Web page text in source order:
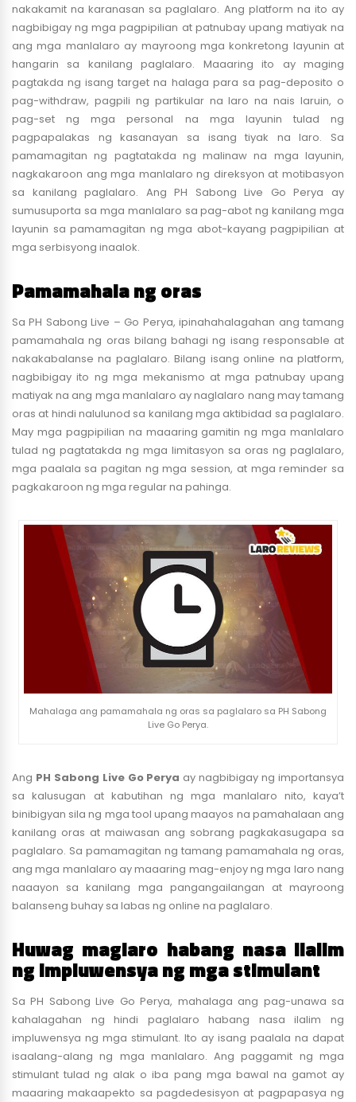
nakakamit na karanasan sa paglalaro. Ang platform na ito ay
nagbibigay ng mga pagpipilian at patnubay upang matiyak na
ang mga manlalaro ay mayroong mga konkretong layunin at
hangarin sa kanilang paglalaro. Maaaring ito ay maging
pagtakda ng isang target na halaga para sa pag-deposito o
pag-withdraw, pagpili ng partikular na laro na nais laruin, o
pag-set ng mga personal na mga layunin tulad ng
pagpapalakas ng kasanayan sa isang tiyak na laro. Sa
pamamagitan ng pagtatakda ng malinaw na mga layunin,
nagkakaroon ang mga manlalaro ng direksyon at motibasyon
sa kanilang paglalaro. Ang PH Sabong Live Go Perya ay
sumusuporta sa mga manlalaro sa pag-abot ng kanilang mga
layunin sa pamamagitan ng mga abot-kayang pagpipilian at
mga serbisyong inaalok.
Pamamahala ng oras
Sa PH Sabong Live – Go Perya, ipinahahalagahan ang tamang
pamamahala ng oras bilang bahagi ng isang responsable at
nakakabalanse na paglalaro. Bilang isang online na platform,
nagbibigay ito ng mga mekanismo at mga patnubay upang
matiyak na ang mga manlalaro ay naglalaro nang may tamang
oras at hindi nalulunod sa kanilang mga aktibidad sa paglalaro.
May mga pagpipilian na maaaring gamitin ng mga manlalaro
tulad ng pagtatakda ng mga limitasyon sa oras ng paglalaro,
mga paalala sa pagitan ng mga session, at mga reminder sa
pagkakaroon ng mga regular na pahinga.
Mahalaga ang pamamahala ng oras sa paglalaro sa PH Sabong
Live Go Perya.
Ang PH Sabong Live Go Perya ay nagbibigay ng importansya
sa kalusugan at kabutihan ng mga manlalaro nito, kaya’t
binibigyan sila ng mga tool upang maayos na pamahalaan ang
kanilang oras at maiwasan ang sobrang pagkakasugapa sa
paglalaro. Sa pamamagitan ng tamang pamamahala ng oras,
ang mga manlalaro ay maaaring mag-enjoy ng mga laro nang
naaayon sa kanilang mga pangangailangan at mayroong
balanseng buhay sa labas ng online na paglalaro.
Huwag maglaro habang nasa ilalim
ng impluwensya ng mga stimulant
Sa PH Sabong Live Go Perya, mahalaga ang pag-unawa sa
kahalagahan ng hindi paglalaro habang nasa ilalim ng
impluwensya ng mga stimulant. Ito ay isang paalala na dapat
isaalang-alang ng mga manlalaro. Ang paggamit ng mga
stimulant tulad ng alak o iba pang mga bawal na gamot ay
maaaring makaapekto sa pagdedesisyon at pagpapasya ng